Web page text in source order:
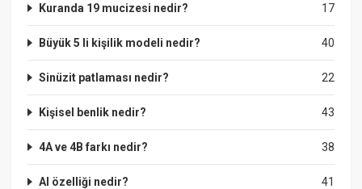
17
Kuranda 19 mucizesi nedir?
40
Büyük 5 li kişilik modeli nedir?
22
Sinüzit patlaması nedir?
43
Kişisel benlik nedir?
38
4A ve 4B farkı nedir?
41
Al özelliği nedir?